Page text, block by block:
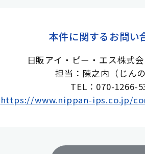
本件に関するお問い
日販アイ・ピー・エス株式
担当：陳之内（じんの
TEL：070-1266-
https://www.nippan-ips.co.jp/